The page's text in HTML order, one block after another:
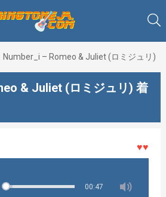
Number_i – Romeo & Juliet (ロミジュリ)
& Juliet (ロミジュリ) 着
♥♥♥着
00:47